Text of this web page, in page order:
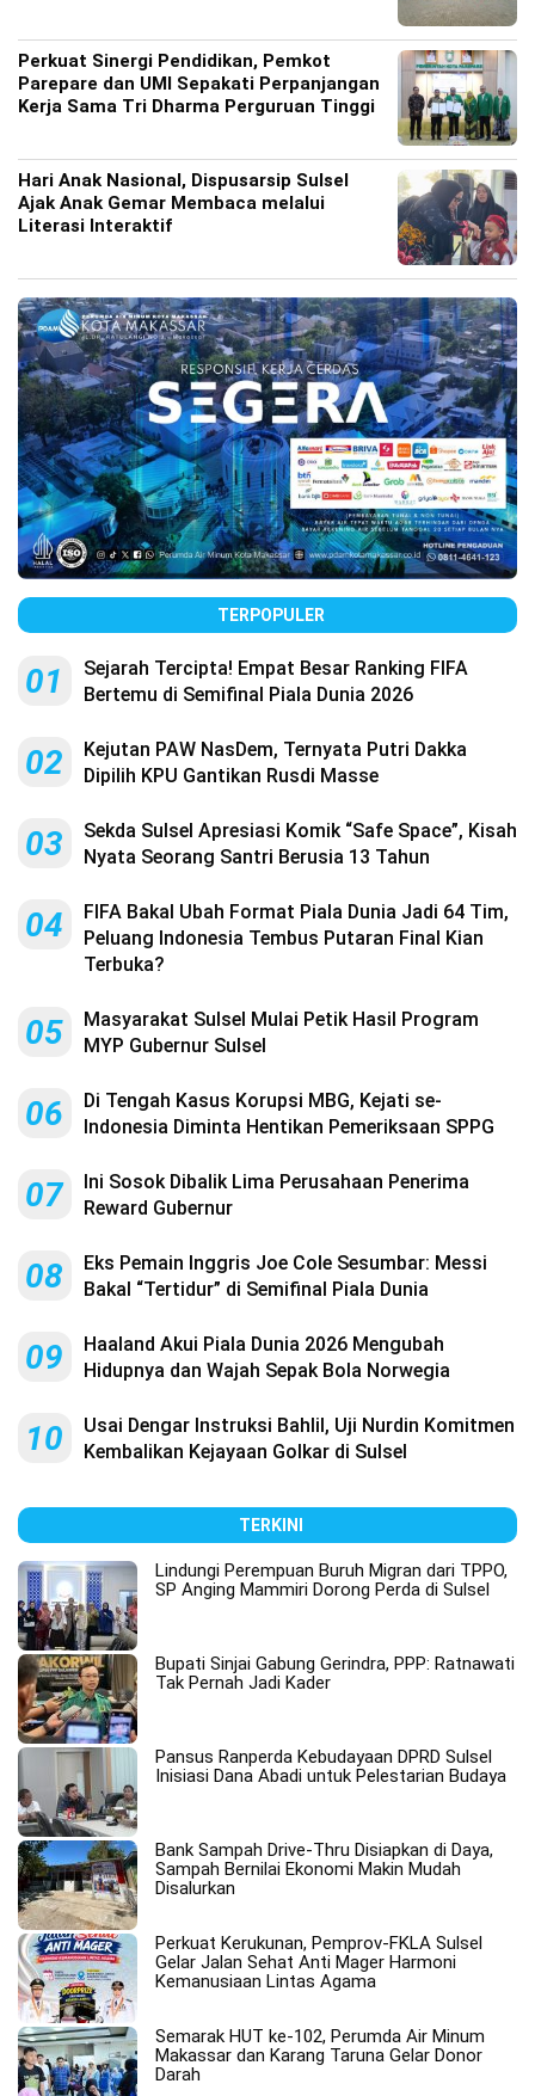
Perkuat Sinergi Pendidikan, Pemkot
Parepare dan UMI Sepakati Perpanjangan
Kerja Sama Tri Dharma Perguruan Tinggi
Hari Anak Nasional, Dispusarsip Sulsel
Ajak Anak Gemar Membaca melalui
Literasi Interaktif
TERPOPULER
01
Sejarah Tercipta! Empat Besar Ranking FIFA
Bertemu di Semifinal Piala Dunia 2026
02
Kejutan PAW NasDem, Ternyata Putri Dakka
Dipilih KPU Gantikan Rusdi Masse
03
Sekda Sulsel Apresiasi Komik “Safe Space”, Kisah
Nyata Seorang Santri Berusia 13 Tahun
04
FIFA Bakal Ubah Format Piala Dunia Jadi 64 Tim,
Peluang Indonesia Tembus Putaran Final Kian
Terbuka?
05
Masyarakat Sulsel Mulai Petik Hasil Program
MYP Gubernur Sulsel
06
Di Tengah Kasus Korupsi MBG, Kejati se-
Indonesia Diminta Hentikan Pemeriksaan SPPG
07
Ini Sosok Dibalik Lima Perusahaan Penerima
Reward Gubernur
08
Eks Pemain Inggris Joe Cole Sesumbar: Messi
Bakal “Tertidur” di Semifinal Piala Dunia
09
Haaland Akui Piala Dunia 2026 Mengubah
Hidupnya dan Wajah Sepak Bola Norwegia
10
Usai Dengar Instruksi Bahlil, Uji Nurdin Komitmen
Kembalikan Kejayaan Golkar di Sulsel
TERKINI
Lindungi Perempuan Buruh Migran dari TPPO,
SP Anging Mammiri Dorong Perda di Sulsel
Bupati Sinjai Gabung Gerindra, PPP: Ratnawati
Tak Pernah Jadi Kader
Pansus Ranperda Kebudayaan DPRD Sulsel
Inisiasi Dana Abadi untuk Pelestarian Budaya
Bank Sampah Drive-Thru Disiapkan di Daya,
Sampah Bernilai Ekonomi Makin Mudah
Disalurkan
Perkuat Kerukunan, Pemprov-FKLA Sulsel
Gelar Jalan Sehat Anti Mager Harmoni
Kemanusiaan Lintas Agama
Semarak HUT ke-102, Perumda Air Minum
Makassar dan Karang Taruna Gelar Donor
Darah